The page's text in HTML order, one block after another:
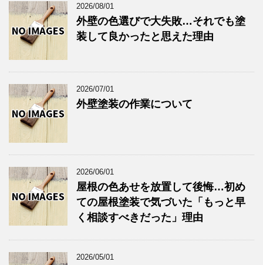
2026/08/01
外壁の色選びで大失敗…それでも塗
装して良かったと思えた理由
2026/07/01
外壁塗装の作業について
2026/06/01
屋根の色あせを放置して後悔…初め
ての屋根塗装で気づいた「もっと早
く相談すべきだった」理由
2026/05/01